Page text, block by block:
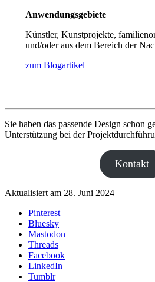
Anwendungsgebiete
Künstler, Kunstprojekte,
und/oder aus dem Bereich der
zum Blogartikel
Sie haben das passende Design schon
Unterstützung bei der
Kontakt
Aktualisiert am 28. Juni 2024
Pinterest
Bluesky
Mastodon
Threads
Facebook
LinkedIn
Tumblr